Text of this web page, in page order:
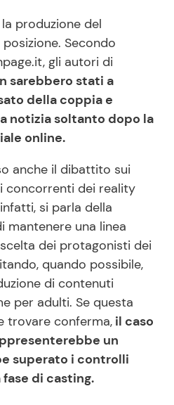
produzione del
Secondo
gli autori di
sarebbero stati a
della coppia e
notizia soltanto dopo la
online.
anche il dibattito sui
concorrenti dei reality
si parla della
mantenere una linea
dei protagonisti dei
quando possibile,
di contenuti
per adulti. Se questa
trovare conferma, il caso
un
superato i controlli
di casting.